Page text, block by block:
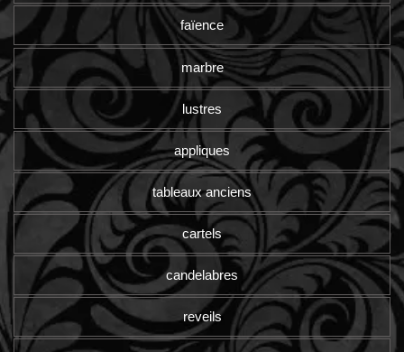
faïence
marbre
lustres
appliques
tableaux anciens
cartels
candelabres
reveils